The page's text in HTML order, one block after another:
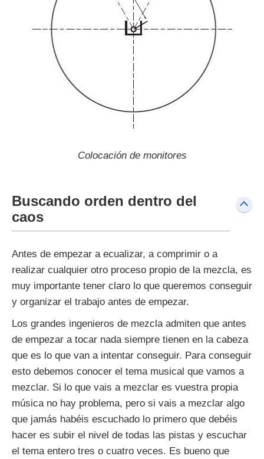
Colocación de monitores
Buscando orden dentro del
caos
Antes de empezar a ecualizar, a comprimir o a
realizar cualquier otro proceso propio de la mezcla, es
muy importante tener claro lo que queremos conseguir
y organizar el trabajo antes de empezar.
Los grandes ingenieros de mezcla admiten que antes
de empezar a tocar nada siempre tienen en la cabeza
que es lo que van a intentar conseguir. Para conseguir
esto debemos conocer el tema musical que vamos a
mezclar. Si lo que vais a mezclar es vuestra propia
música no hay problema, pero si vais a mezclar algo
que jamás habéis escuchado lo primero que debéis
hacer es subir el nivel de todas las pistas y escuchar
el tema entero tres o cuatro veces. Es bueno que